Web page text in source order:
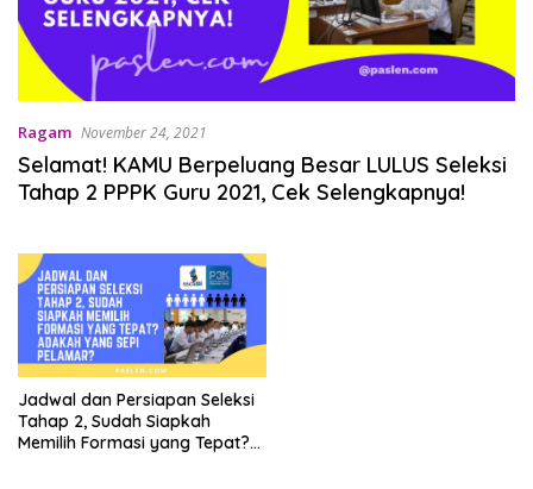
Ragam November 24, 2021
Selamat! KAMU Berpeluang Besar LULUS Seleksi
Tahap 2 PPPK Guru 2021, Cek Selengkapnya!
Jadwal dan Persiapan Seleksi
Tahap 2, Sudah Siapkah
Memilih Formasi yang Tepat?